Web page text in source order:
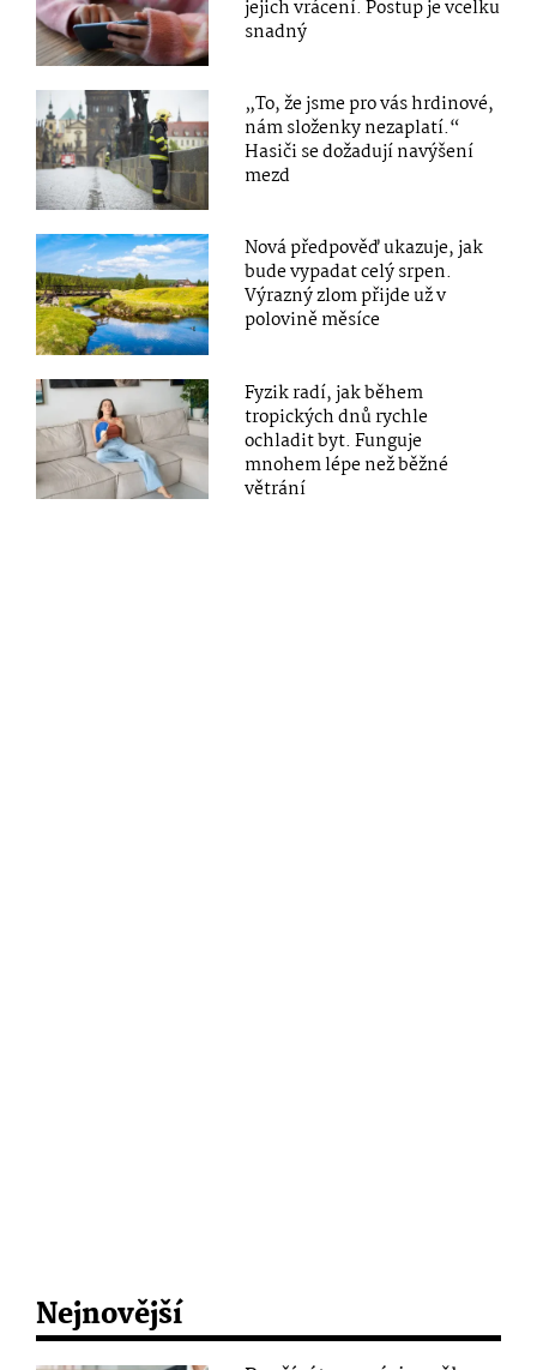
jejich vrácení. Postup je vcelku
snadný
„To, že jsme pro vás hrdinové,
nám složenky nezaplatí.“
Hasiči se dožadují navýšení
mezd
Nová předpověď ukazuje, jak
bude vypadat celý srpen.
Výrazný zlom přijde už v
polovině měsíce
Fyzik radí, jak během
tropických dnů rychle
ochladit byt. Funguje
mnohem lépe než běžné
větrání
Nejnovější